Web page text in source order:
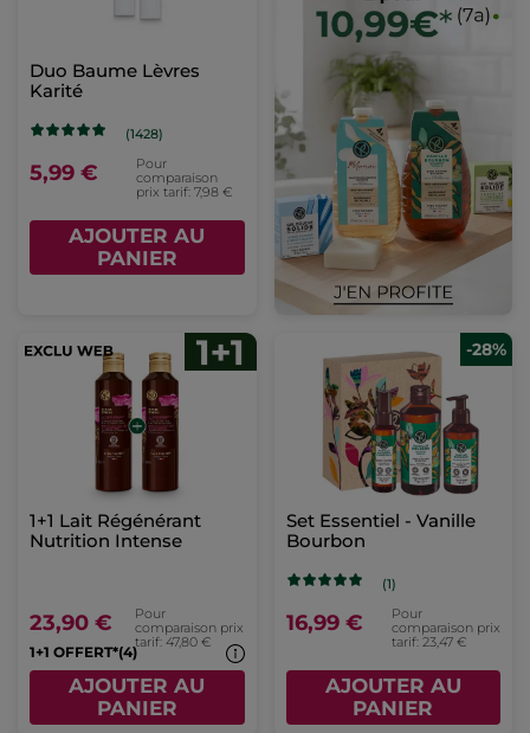
Duo Baume Lèvres
Karité
(1428)
5,99 €
Pour
comparaison
prix tarif: 7,98 €
AJOUTER AU
PANIER
1+1 Lait Régénérant
Nutrition Intense
23,90 €
Pour
comparaison prix
tarif: 47,80 €
1+1 OFFERT*(4)
AJOUTER AU
PANIER
-28%
Set Essentiel - Vanille
Bourbon
(1)
16,99 €
Pour
comparaison prix
tarif: 23,47 €
AJOUTER AU
PANIER